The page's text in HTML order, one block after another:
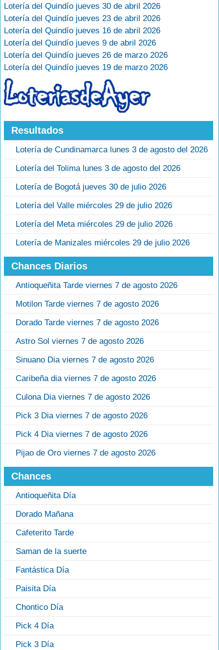
Lotería del Quindío jueves 30 de abril 2026
Lotería del Quindío jueves 23 de abril 2026
Lotería del Quindío jueves 16 de abril 2026
Lotería del Quindío jueves 9 de abril 2026
Lotería del Quindío jueves 26 de marzo 2026
Lotería del Quindío jueves 19 de marzo 2026
Resultados
Lotería de Cundinamarca lunes 3 de agosto del 2026
Lotería del Tolima lunes 3 de agosto del 2026
Lotería de Bogotá jueves 30 de julio 2026
Lotería del Valle miércoles 29 de julio 2026
Lotería del Meta miércoles 29 de julio 2026
Lotería de Manizales miércoles 29 de julio 2026
Chances Diarios
Antioqueñita Tarde viernes 7 de agosto 2026
Motilon Tarde viernes 7 de agosto 2026
Dorado Tarde viernes 7 de agosto 2026
Astro Sol viernes 7 de agosto 2026
Sinuano Dia viernes 7 de agosto 2026
Caribeña dia viernes 7 de agosto 2026
Culona Dia viernes 7 de agosto 2026
Pick 3 Dia viernes 7 de agosto 2026
Pick 4 Dia viernes 7 de agosto 2026
Pijao de Oro viernes 7 de agosto 2026
Chances
Antioqueñita Día
Dorado Mañana
Cafeterito Tarde
Saman de la suerte
Fantástica Día
Paisita Día
Chontico Día
Pick 4 Día
Pick 3 Día